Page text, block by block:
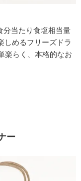
分当たり食塩相当量
しめるフリーズドラ
楽らく、本格的なお
ー